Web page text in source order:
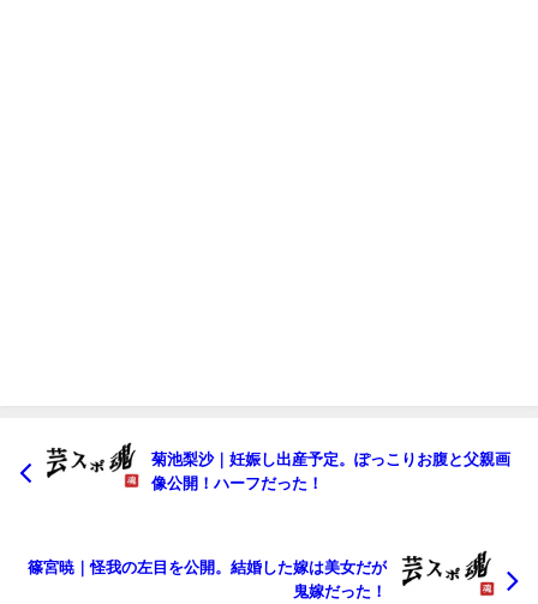
菊池梨沙｜妊娠し出産予定。ぽっこりお腹と父親画
像公開！ハーフだった！
篠宮暁｜怪我の左目を公開。結婚した嫁は美女だが
鬼嫁だった！